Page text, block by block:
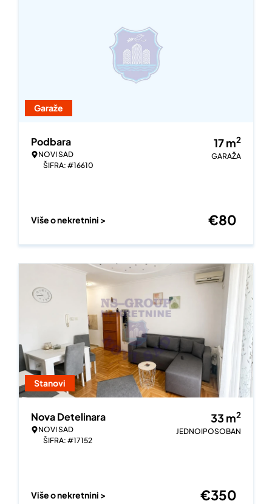
Garaže
Podbara
NOVI SAD
ŠIFRA: #16610
17m2
GARAŽA
Više o nekretnini > €80
Stanovi
Nova Detelinara
NOVI SAD
ŠIFRA: #17152
33 m2
JEDNOIPOSOBAN
Više o nekretnini > €350